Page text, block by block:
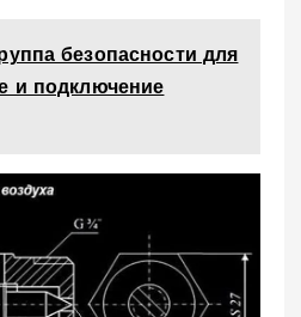
безопасности для
и подключение